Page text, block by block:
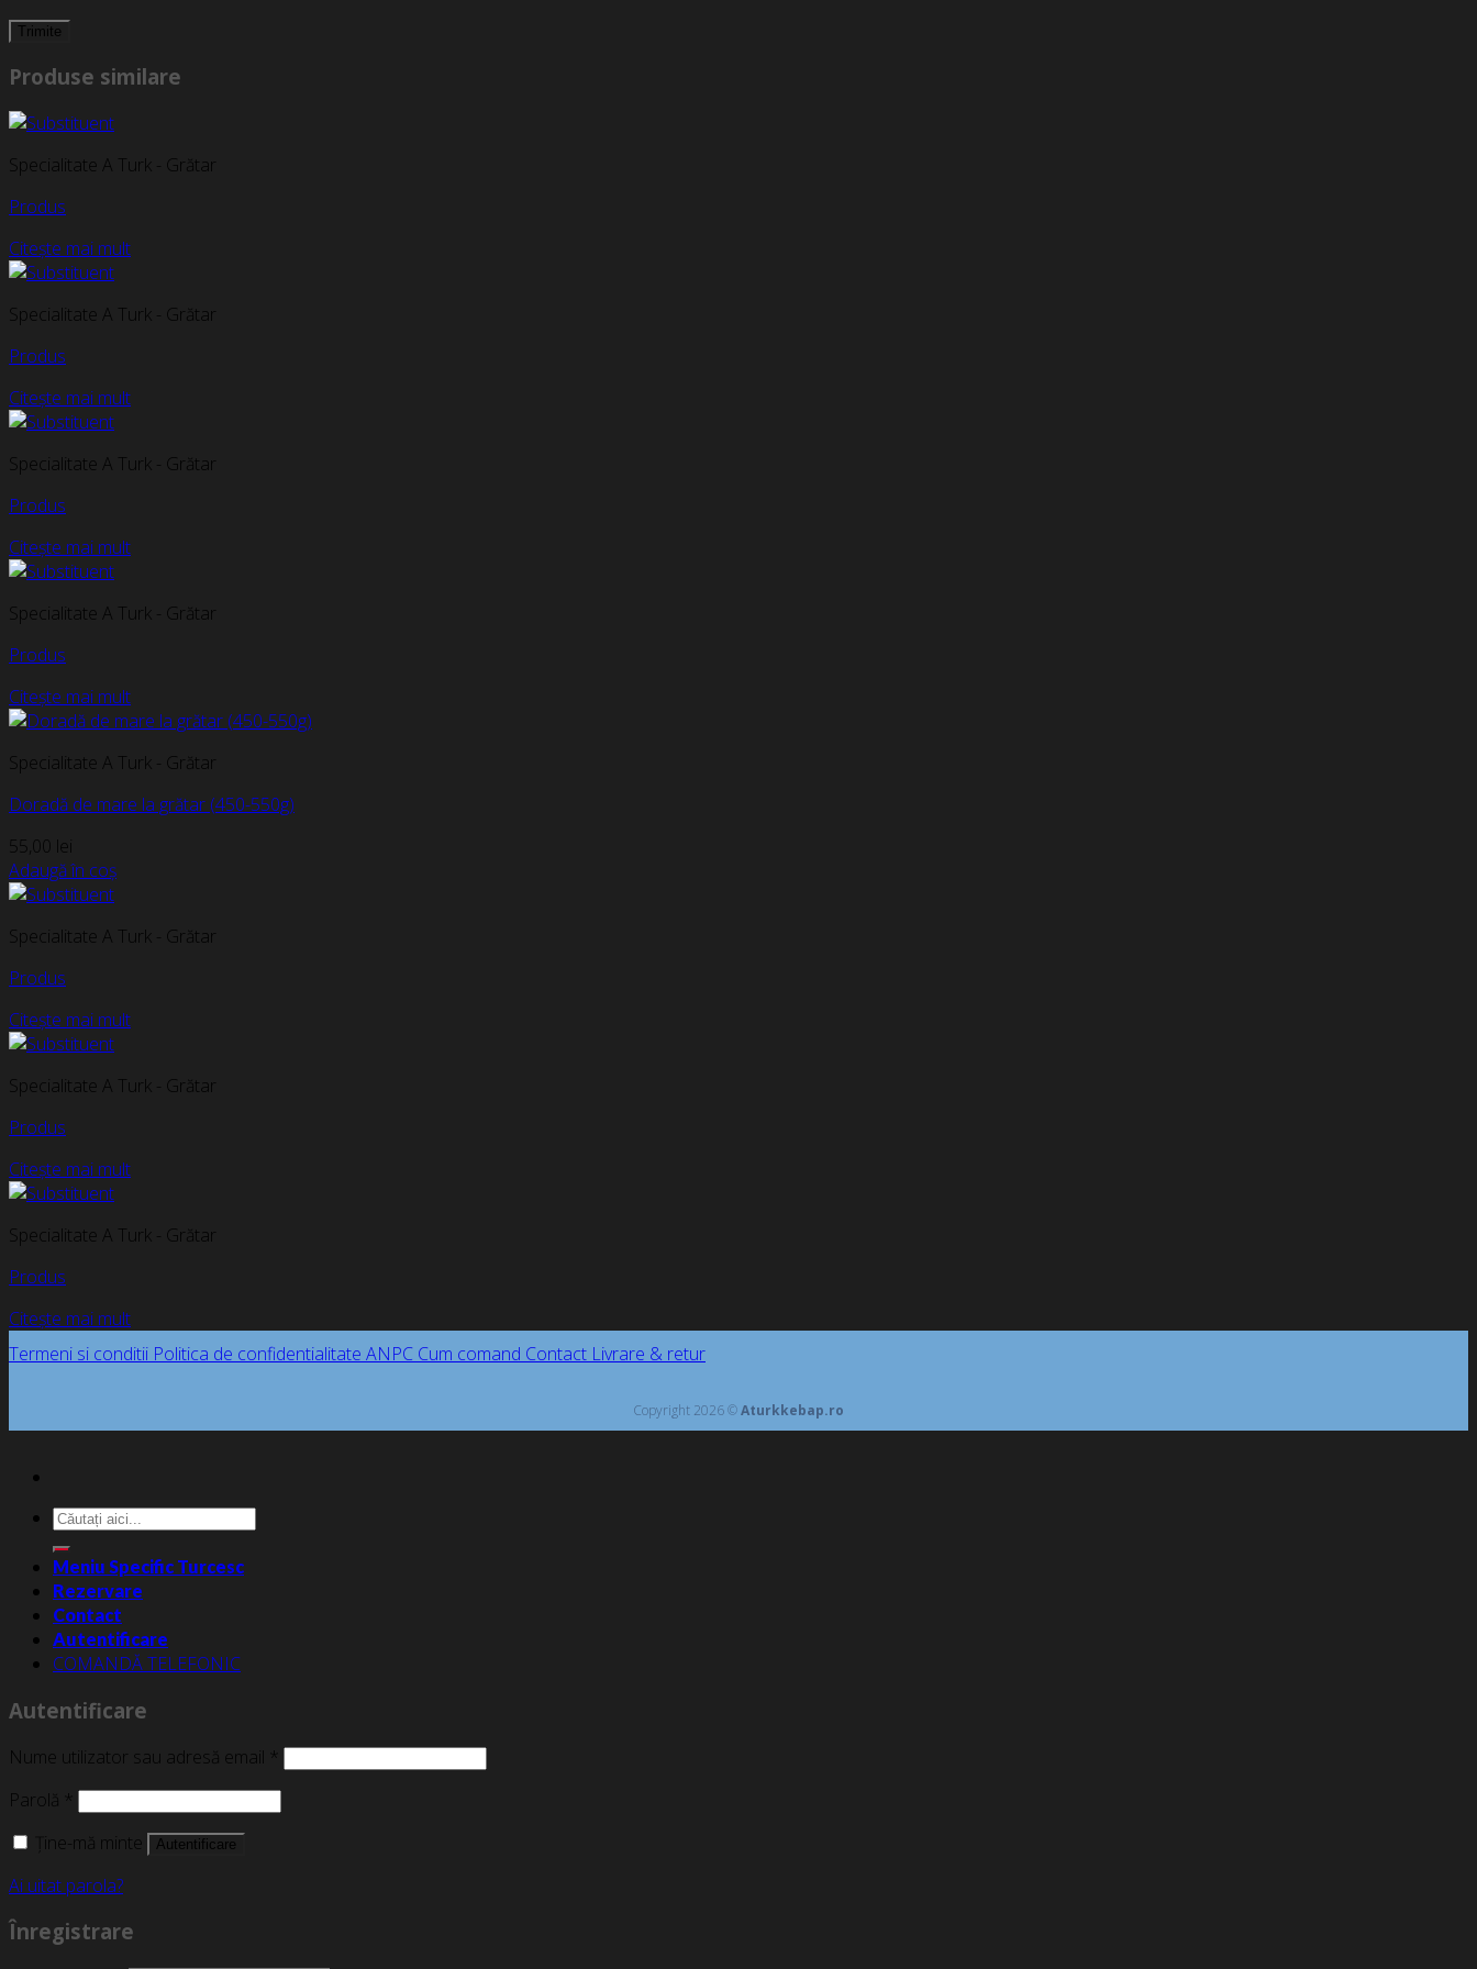
Produse similare
Specialitate A Turk - Grătar
Produs
Citește mai mult
Specialitate A Turk - Grătar
Produs
Citește mai mult
Specialitate A Turk - Grătar
Produs
Citește mai mult
Specialitate A Turk - Grătar
Produs
Citește mai mult
Specialitate A Turk - Grătar
Doradă de mare la grătar (450-550g)
55,00 lei
Adaugă în coș
Specialitate A Turk - Grătar
Produs
Citește mai mult
Specialitate A Turk - Grătar
Produs
Citește mai mult
Specialitate A Turk - Grătar
Produs
Citește mai mult
Termeni si conditii Politica de confidentialitate ANPC Cum comand Contact Livrare & retur
Copyright 2026 ©Aturkkebap.ro
Caută
după:
Meniu Specific Turcesc
Rezervare
Contact
Autentificare
COMANDĂ TELEFONIC
Autentificare
Nume utilizator sau adresă email *
Parolă *
Ține-mă minte
Autentificare
Ai uitat parola?
Înregistrare